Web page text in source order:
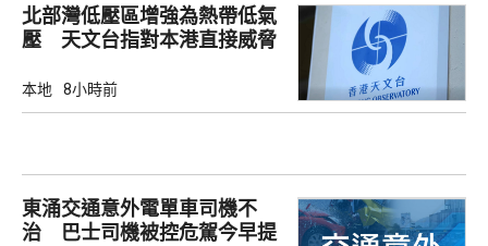
北部灣低壓區增強為熱帶低氣
壓 天文台指對本港直接威脅
本地 8小時前
東涌交通意外電單車司機不
治 巴士司機被控危駕今早提